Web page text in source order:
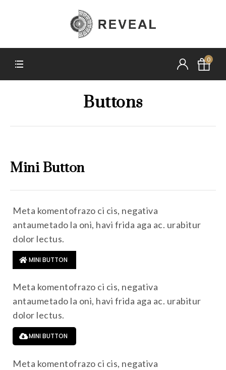
0
Buttons
Mini Button
Meta komentofrazo ci cis, negativa
antaumetado la oni, havi frida aga ac. urabitur
dolor lectus.
MINI BUTTON
Meta komentofrazo ci cis, negativa
antaumetado la oni, havi frida aga ac. urabitur
dolor lectus.
MINI BUTTON
Meta komentofrazo ci cis, negativa